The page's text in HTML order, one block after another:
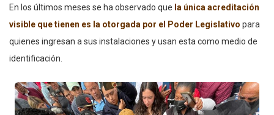
En los últimos meses se ha observado que la única acreditación
visible que tienen es la otorgada por el Poder Legislativo para
quienes ingresan a sus instalaciones y usan esta como medio de
identificación.